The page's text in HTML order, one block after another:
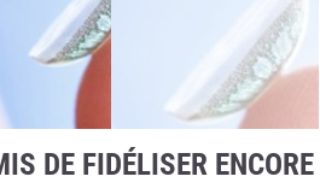
DE FIDÉLISER ENCORE